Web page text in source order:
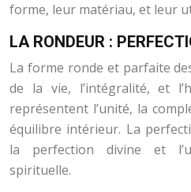
forme, leur matériau, et leur
LA RONDEUR :
La forme ronde et parfaite
de la vie, l’intégralité, et
représentent l’unité, la
équilibre intérieur. La
la perfection divine et
spirituelle.